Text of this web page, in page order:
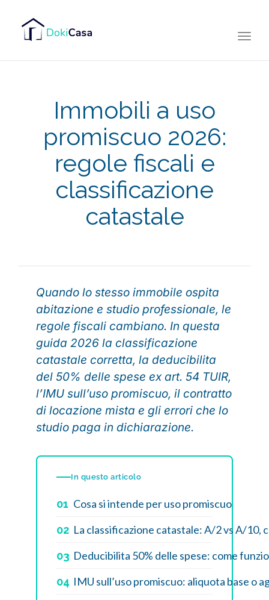
Immobili a uso
promiscuo 2026:
regole fiscali e
classificazione
catastale
Quando lo stesso immobile ospita
abitazione e studio professionale, le
regole fiscali cambiano. In questa
guida 2026 la classificazione
catastale corretta, la deducibilita
del 50% delle spese ex art. 54 TUIR,
l’IMU sull’uso promiscuo, il contratto
di locazione mista e gli errori che lo
studio paga in dichiarazione.
In questo articolo
01 Cosa si intende per uso promiscuo
02 La classificazione catastale: A/2 vs A/10,
03 Deducibilita 50% delle spese: come
04 IMU sull’uso promiscuo: aliquota base o